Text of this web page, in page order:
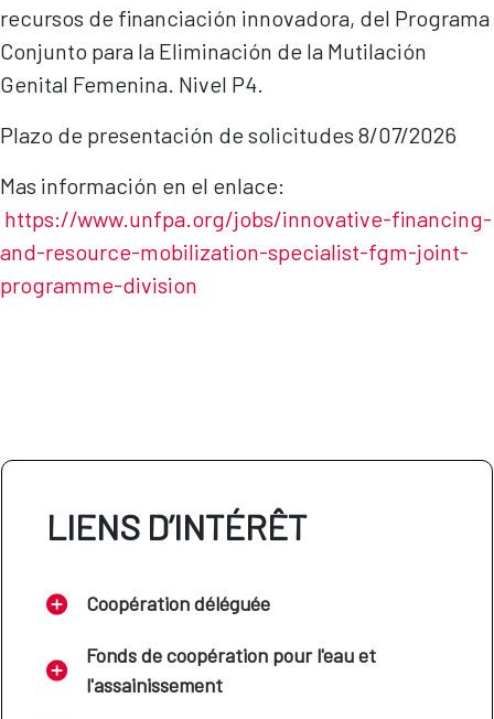
recursos de financiación innovadora, del Programa
Conjunto para la Eliminación de la Mutilación
Genital Femenina. Nivel P4.
Plazo de presentación de solicitudes 8/07/2026
Mas información en el enlace:
https://www.unfpa.org/jobs/innovative-financing-
and-resource-mobilization-specialist-fgm-joint-
programme-division
LIENS D’INTÉRÊT
Coopération déléguée
Fonds de coopération pour l'eau et
l'assainissement